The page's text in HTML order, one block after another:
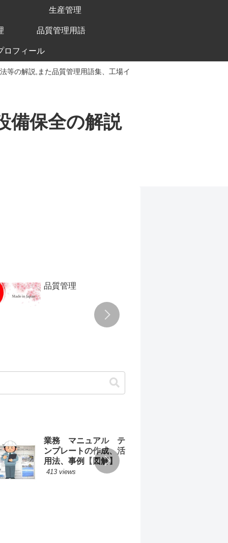
等の解説,また品質管理用語集、工場イ
備保全の解説
生産管理
品質管理用語
ロフィール
品質管理
業務 マニュアル テ
ンプレートの作成、活
用法、事例【図解】
413 views